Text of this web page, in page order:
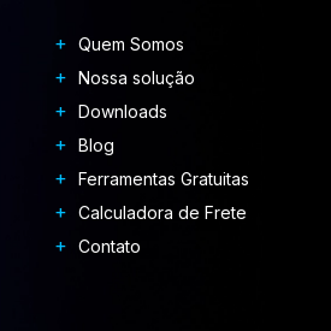
Quem Somos
Nossa solução
Downloads
Blog
Ferramentas Gratuitas
Calculadora de Frete
Contato